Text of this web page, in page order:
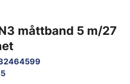
måttband 5 m/27